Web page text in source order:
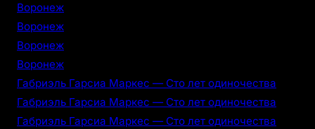
Воронеж
Воронеж
Воронеж
Воронеж
Габриэль Гарсиа Маркес — Сто лет одиночества
Габриэль Гарсиа Маркес — Сто лет одиночества
Габриэль Гарсиа Маркес — Сто лет одиночества